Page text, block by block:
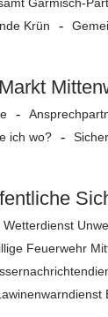
Garmisch-
Krün
Markt
ich wo?
Wetterdienst
Feuerwehr